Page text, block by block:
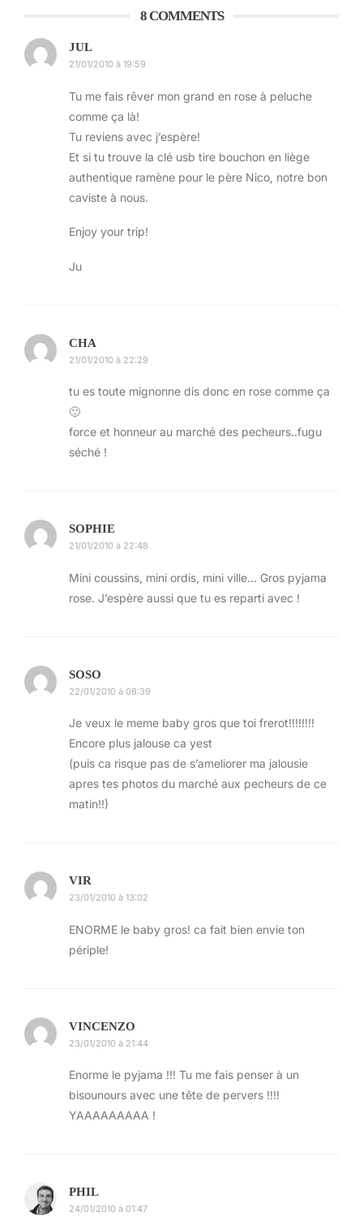
Avec des vrais gens connus dedans.
Mon bon pépé était parti pour me faire refaire
un tour du quartier, je lui explique que j’ai déja
vu, que je vais à Akihabarra le quartier du high
des masses. Mais j’ai proposé. Comme la
politesse traditionnelle japonaise empèche de
Mais en tout cas très cool le tour avec lui,
encore une rencontre au hasard qui s’avère
Akihabarra – Le quartier high tech
Hop un coup de métro (cette bonne JR line
Fait froid fait faim, je me pose presque une
heure dans un café calme, histoire de retrouver
mes notes, refaire mon programme pour la fin
de la journée et les jours à venir. D’ici je décide
Bref donc je me remets en route, déambulant
devant les étals des magasins de micro-PC
loufoques les uns que les autres (pour cause de
cadeaux, je ne peux en dire plus!).
A peu de choses près les mêmes prix qu'en France
d’aller sur l’ile d’Odaiba.
Odaiba – Oedo Onsen Odaiba
Tokyo. Elle est reliée par le rainbow bridge, qui
est très cool à traverser via la ligne de métro
8 COMMENTS
JUL
21/01/2010 à 19:59
Tu me fais rêver mon grand en rose à peluche
comme ça là!
Tu reviens avec j’espère!
Et si tu trouve la clé usb tire bouchon en liège
authentique ramène pour le père Nico, notre bon
caviste à nous.
Enjoy your trip!
Ju
CHA
21/01/2010 à 22:29
tu es toute mignonne dis donc en rose comme ça
🙂
force et honneur au marché des pecheurs..fugu
séché !
SOPHIE
21/01/2010 à 22:48
Mini coussins, mini ordis, mini ville… Gros pyjama
rose. J’espère aussi que tu es reparti avec !
SOSO
22/01/2010 à 08:39
Je veux le meme baby gros que toi frerot!!!!!!!!
Encore plus jalouse ca yest
(puis ca risque pas de s’ameliorer ma jalousie
apres tes photos du marché aux pecheurs de ce
matin!!)
VIR
23/01/2010 à 13:02
ENORME le baby gros! ca fait bien envie ton
périple!
VINCENZO
23/01/2010 à 21:44
Enorme le pyjama !!! Tu me fais penser à un
bisounours avec une tête de pervers !!!!
YAAAAAAAAA !
PHIL
24/01/2010 à 01:47